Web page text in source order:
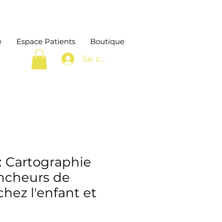
Se connecter
Espace Patients Boutique
Cartographie
de
l'enfant et